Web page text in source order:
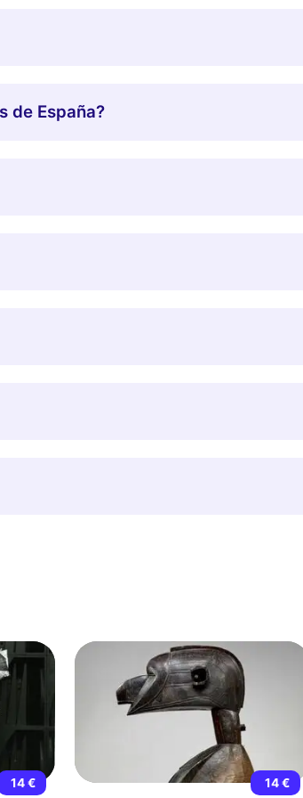
de España?
14 € 14 €